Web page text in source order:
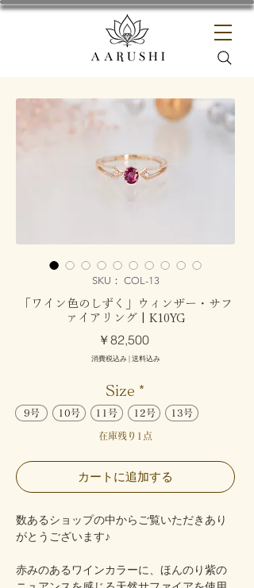
SKU： COL-13
「ワイン色のしずく」ウィンザー・サフ
ァイアリング | K10YG
￥82,500価
格
消費税込み|送料込み
Size *
9号 10号 11号 12号 13号
在庫残り1点
カートに追加する
数あるショップの中からご覧いただきあり
がとうございます♪
赤みのあるワインカラーに、ほんのり紫の